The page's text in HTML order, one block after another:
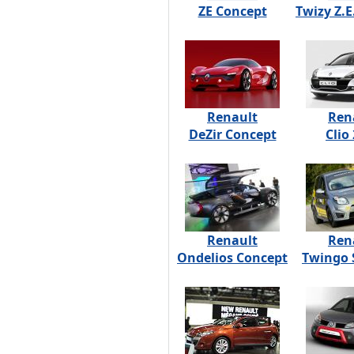
ZE Concept
Twizy
Renault
DeZir Concept
Clio
Renault
Ondelios Concept
Twingo